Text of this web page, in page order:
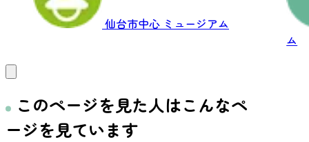
仙台市中心 ミュージアム
ム
このページを見た人はこんなペ
ージを見ています